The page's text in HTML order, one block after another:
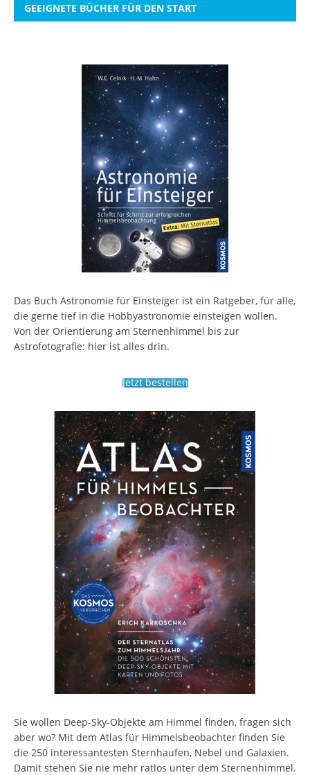
GEEIGNETE BÜCHER FÜR DEN START
Das Buch Astronomie für Einsteiger ist ein Ratgeber, für alle,
die gerne tief in die Hobbyastronomie einsteigen wollen.
Von der Orientierung am Sternenhimmel bis zur
Astrofotografie: hier ist alles drin.
Jetzt bestellen
Sie wollen Deep-Sky-Objekte am Himmel finden, fragen sich
aber wo? Mit dem Atlas für Himmelsbeobachter finden Sie
die 250 interessantesten Sternhaufen, Nebel und Galaxien.
Damit stehen Sie nie mehr ratlos unter dem Sternenhimmel.